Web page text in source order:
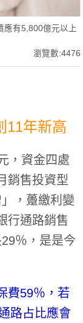
應有5,800億元以上
瀏覽數:4476
11年新高
，資金四處
銷售投資型
，躉繳利變
行通路銷售
％，是是今
費59％，若
路占比應會